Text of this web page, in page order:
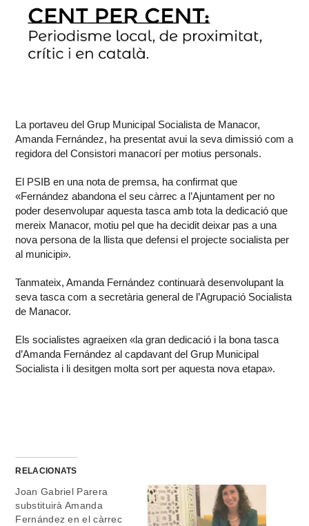
La portaveu del Grup Municipal Socialista de Manacor,
Amanda Fernández, ha presentat avui la seva dimissió com a
regidora del Consistori manacorí per motius personals.
El PSIB en una nota de premsa, ha confirmat que
«Fernández abandona el seu càrrec a l’Ajuntament per no
poder desenvolupar aquesta tasca amb tota la dedicació que
mereix Manacor, motiu pel que ha decidit deixar pas a una
nova persona de la llista que defensi el projecte socialista per
al municipi».
Tanmateix, Amanda Fernández continuarà desenvolupant la
seva tasca com a secretària general de l’Agrupació Socialista
de Manacor.
Els socialistes agraeixen «la gran dedicació i la bona tasca
d’Amanda Fernández al capdavant del Grup Municipal
Socialista i li desitgen molta sort per aquesta nova etapa».
RELACIONATS
Joan Gabriel Parera
substituirà Amanda
Fernández en el càrrec